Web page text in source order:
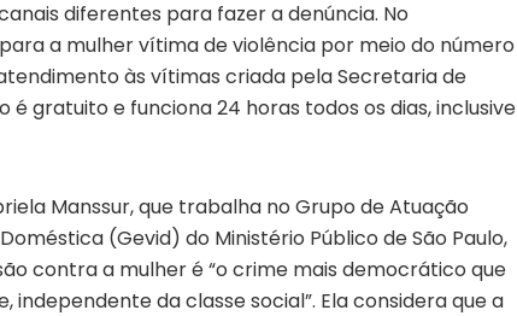
diferentes para fazer a denúncia. No
a mulher vítima de violência por meio do número
às vítimas criada pela Secretaria de
é gratuito e funciona 24 horas todos os dias, inclusive
Manssur, que trabalha no Grupo de Atuação
(Gevid) do Ministério Público de São Paulo,
contra a mulher é “o crime mais democrático que
independente da classe social”. Ela considera que a